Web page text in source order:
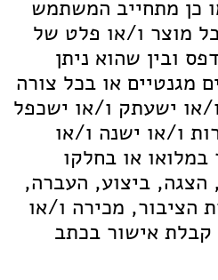
כן מתחייב המשתמש
מוצר ו/או פלט של
ובין שהוא ניתן
מגנטיים או בכל צורה
או ישעתק ו/או ישכפל
ו/או ישנה ו/או
או בחלקו
הצגה, ביצוע, העברה,
הציבור, מכירה ו/או
אישור בכתב